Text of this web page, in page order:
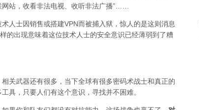
站，收看非法电视、收听非法广播”……
人士因销售或搭建VPN而被捕入狱，惊人的是这则消息
的出现意味着这位技术人士的安全意识已经薄弱到了糟
相关武器还有很多，当下全球有很多密码术战士和真正的
具，只要人们有这个意识，寻找并不困难。